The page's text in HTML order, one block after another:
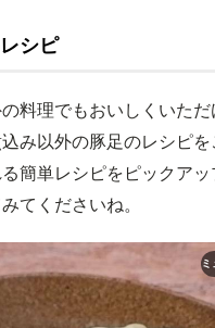
シピ
料理でもおいしくいた
み以外の豚足のレシピを
簡単レシピをピックアッ
てくださいね。
ミ